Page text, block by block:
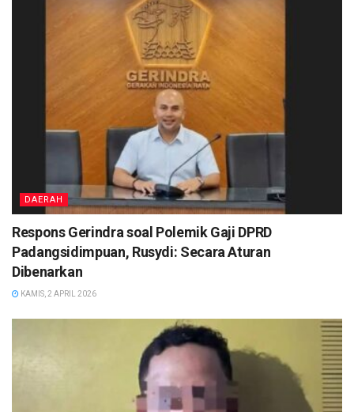
DAERAH
Respons Gerindra soal Polemik Gaji DPRD
Padangsidimpuan, Rusydi: Secara Aturan
Dibenarkan
KAMIS, 2 APRIL 2026